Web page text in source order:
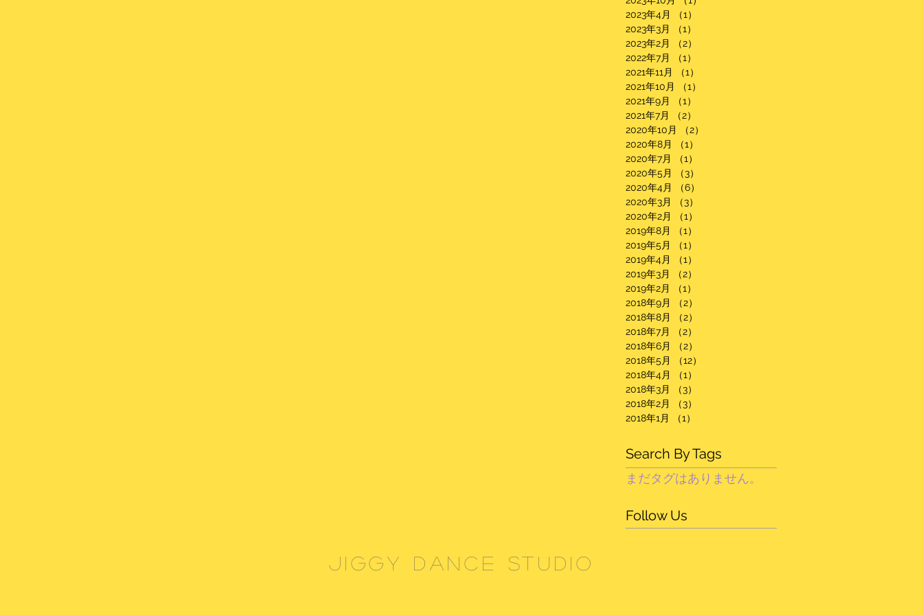
2023年4月
（1）
2023年3月
（1）
2023年2月
（2）
2022年7月
（1）
2021年11月
（1）
2021年10月
（1）
2021年9月
（1）
2021年7月
（2）
2020年10月
（2）
2020年8月
（1）
2020年7月
（1）
2020年5月
（3）
2020年4月
（6）
2020年3月
（3）
2020年2月
（1）
2019年8月
（1）
2019年5月
（1）
2019年4月
（1）
2019年3月
（2）
2019年2月
（1）
2018年9月
（2）
2018年8月
（2）
2018年7月
（2）
2018年6月
（2）
2018年5月
（12）
2018年4月
（1）
2018年3月
（3）
2018年2月
（3）
2018年1月
（1）
Search By Tags
まだタグはありません。
Follow Us
JIGGY DANCE STUDIO